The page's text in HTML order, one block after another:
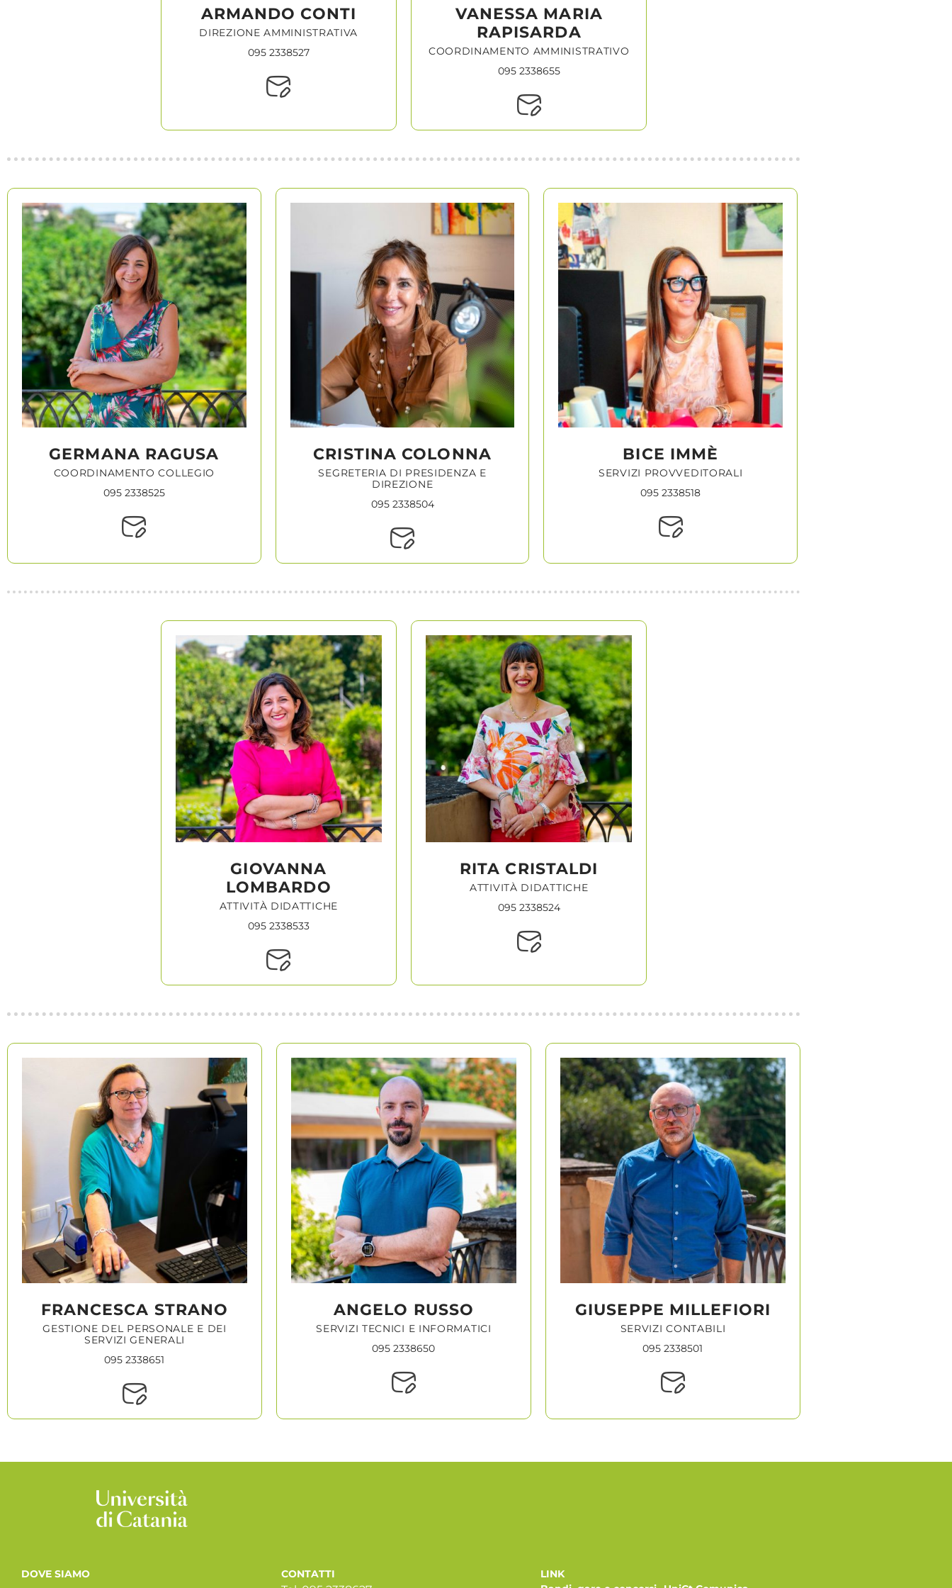
ARMANDO CONTI
DIREZIONE AMMINISTRATIVA
095 2338527
VANESSA MARIA
RAPISARDA
COORDINAMENTO AMMINISTRATIVO
095 2338655
GERMANA RAGUSA
COORDINAMENTO COLLEGIO
095 2338525
CRISTINA COLONNA
SEGRETERIA DI PRESIDENZA E
DIREZIONE
095 2338504
BICE IMMÈ
SERVIZI PROVVEDITORALI
095 2338518
GIOVANNA
LOMBARDO
ATTIVITÀ DIDATTICHE
095 2338533
RITA CRISTALDI
ATTIVITÀ DIDATTICHE
095 2338524
FRANCESCA STRANO
GESTIONE DEL PERSONALE E DEI
SERVIZI GENERALI
095 2338651
ANGELO RUSSO
SERVIZI TECNICI E INFORMATICI
095 2338650
GIUSEPPE MILLEFIORI
SERVIZI CONTABILI
095 2338501
DOVE SIAMO CONTATTI
LINK